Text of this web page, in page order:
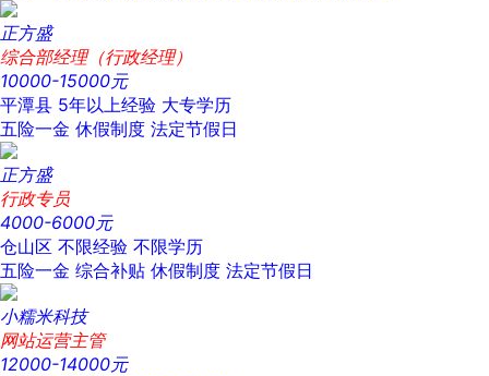
正方盛
综合部经理（行政经理）
10000-15000元
平潭县 5年以上经验 大专学历
五险一金 休假制度 法定节假日
正方盛
行政专员
4000-6000元
仓山区 不限经验 不限学历
五险一金 综合补贴 休假制度 法定节假日
小糯米科技
网站运营主管
12000-14000元